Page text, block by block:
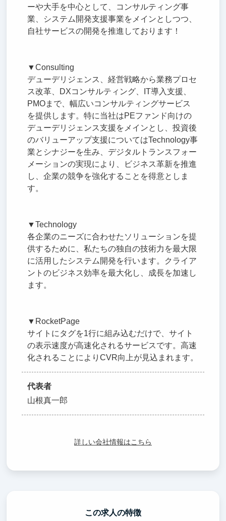
ーや大手を中心として、コンサルティング事
業、システム開発支援事業をメインとしつつ、
自社サービスの開発を推進しております！
▼Consulting
デューデリジェンス、経営戦略から業務プロセ
ス改革、DXコンサルティング、IT導入支援、
PMOまで、幅広いコンサルティングサービス
を提供します。特に当社はPEファンド向けの
デューデリジェンス支援をメインとし、投資後
のバリューアップ支援についてはTechnology事
業とシナジーを生み、デジタルトランスフォー
メーションの実現により、ビジネス革新を推進
し、企業の競争を強化することを得意としま
す。
▼Technology
各企業のニーズに合わせたソリューションを提
供するために、私たちの独自の技術力を最大限
に活用したシステム開発を行います。クライア
ントのビジネス効率を最大化し、成長を加速し
ます。
▼RocketPage
サイトにタグを1行に組み込むだけで、サイト
の表示速度が高速化されるサービスです。高速
化されることによりCVR向上が見込まれます。
代表者
山根真一郎
詳しい会社情報はこちら
この求人の特徴